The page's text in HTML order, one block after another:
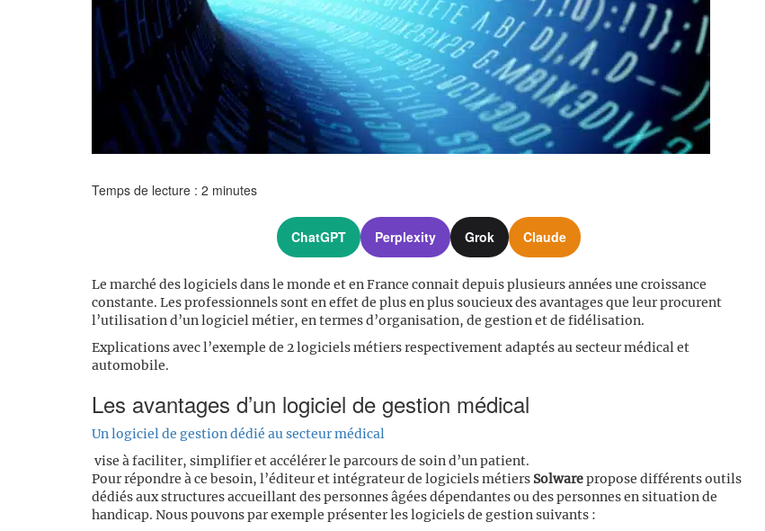
Temps de lecture : 2 minutes
ChatGPT Perplexity Grok Claude
Le marché des logiciels dans le monde et en France connait depuis plusieurs années une croissance
constante. Les professionnels sont en effet de plus en plus soucieux des avantages que leur procurent
l’utilisation d’un logiciel métier, en termes d’organisation, de gestion et de fidélisation.
Explications avec l’exemple de 2 logiciels métiers respectivement adaptés au secteur médical et
automobile.
Les avantages d’un logiciel de gestion médical
Un logiciel de gestion dédié au secteur médical
vise à faciliter, simplifier et accélérer le parcours de soin d’un patient.
Pour répondre à ce besoin, l’éditeur et intégrateur de logiciels métiers Solwarepropose différents outils
dédiés aux structures accueillant des personnes âgées dépendantes ou des personnes en situation de
handicap. Nous pouvons par exemple présenter les logiciels de gestion suivants :